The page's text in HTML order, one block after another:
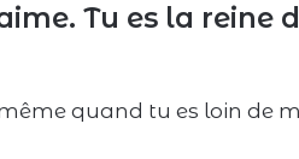
Tu es la reine
quand tu es loin de